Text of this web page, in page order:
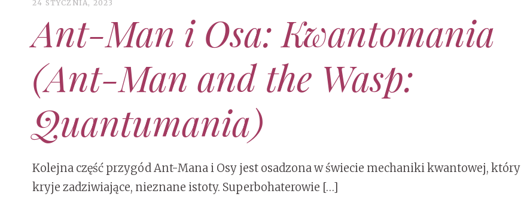
24 STYCZNIA, 2023
Ant-Man i Osa: Kwantomania
(Ant-Man and the Wasp:
Quantumania)
Kolejna część przygód Ant-Mana i Osy jest osadzona w świecie mechaniki kwantowej, który
kryje zadziwiające, nieznane istoty. Superbohaterowie […]